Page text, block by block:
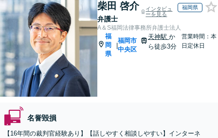
柴田 啓介
弁護士
インタビュ
ーを見る
福岡県
A＆S福岡法律事務所弁護士法人
福
岡
県
|
福岡市
中央区
天神駅 か
ら徒歩3分
営業時間：本
日定休日
名誉毀損
【16年間の裁判官経験あり】【話しやすく相談しやすい】インターネ